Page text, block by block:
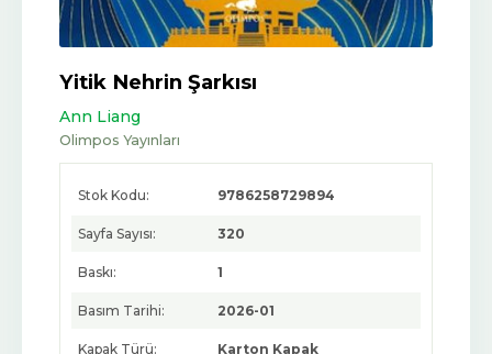
Yitik Nehrin Şarkısı
Ann Liang
Olimpos Yayınları
Stok Kodu: 9786258729894
Sayfa Sayısı: 320
Baskı: 1
Basım Tarihi: 2026-01
Kapak Türü: Karton Kapak